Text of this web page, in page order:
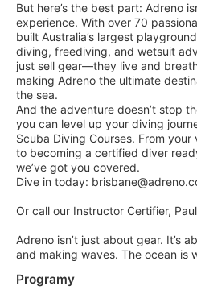
But here’s the best part: Adreno
experience. With over 70
built Australia’s largest
diving, freediving, and wetsuit
just sell gear—they live and
making Adreno the ultimate
the sea.
And the adventure doesn’t stop
you can level up your diving
Scuba Diving Courses. From
to becoming a certified diver
we’ve got you covered.
Dive in today:
Or call our Instructor Certifier,
Adreno isn’t just about gear. It’s
and making waves. The ocean is
Programy